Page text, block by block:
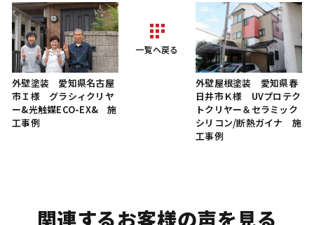
外壁塗装 愛知県名古屋
市Ｉ様 グラシィクリヤ
ー&光触媒ECO-EX& 施
工事例
一覧へ戻る
外壁屋根塗装 愛知県春
日井市Ｋ様 UVプロテク
トクリヤー＆セラミック
シリコン/断熱ガイナ 施
工事例
関連するお客様の声を見る